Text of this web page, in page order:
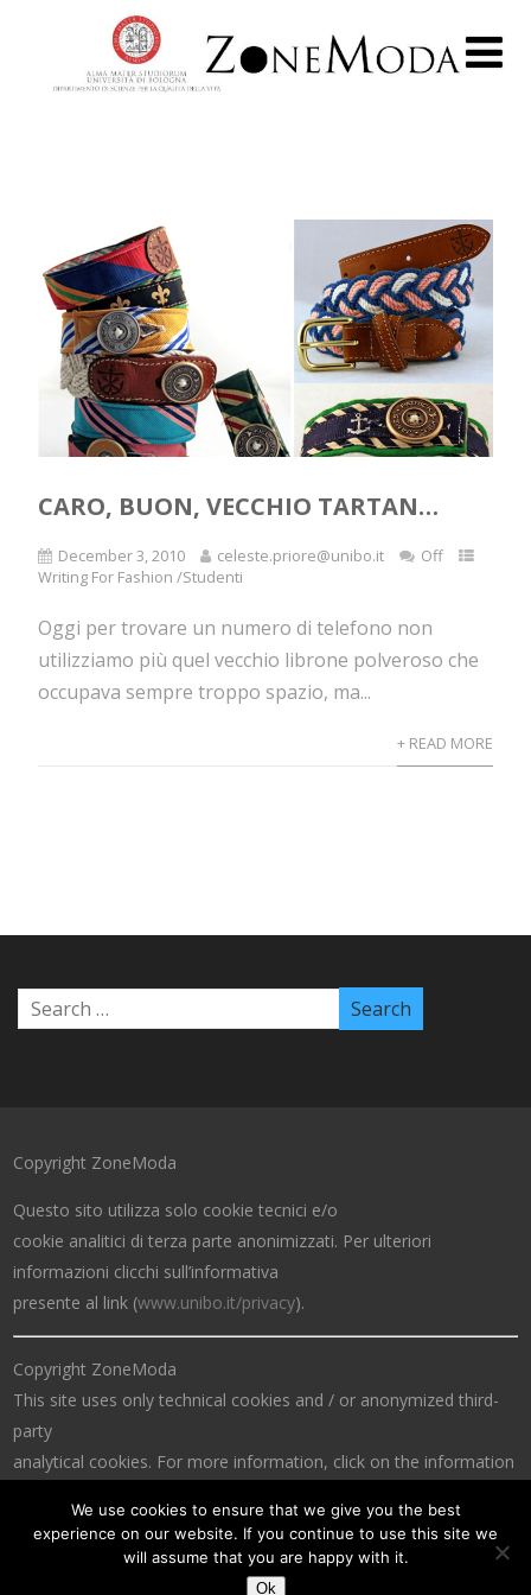
CARO, BUON, VECCHIO TARTAN…
December 3, 2010 celeste.priore@unibo.it
Off
Writing For Fashion /Studenti
Oggi per trovare un numero di telefono non
utilizziamo più quel vecchio librone polveroso che
occupava sempre troppo spazio, ma...
+ READ MORE
Copyright ZoneModa
Questo sito utilizza solo cookie tecnici e/o
cookie analitici di terza parte anonimizzati. Per ulteriori
informazioni clicchi sull’informativa
presente al link (www.unibo.it/privacy).
Copyright ZoneModa
This site uses only technical cookies and / or anonymized third-
party
analytical cookies. For more information, click on the information
We use cookies to ensure that we give you the best
experience on our website. If you continue to use this site we
will assume that you are happy with it.
Ok